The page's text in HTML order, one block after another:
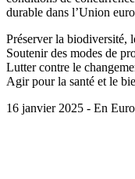
durable dans l’Union
Préserver la biodiversité,
Soutenir des modes de
Lutter contre le
Agir pour la santé et le
16 janvier 2025 - En